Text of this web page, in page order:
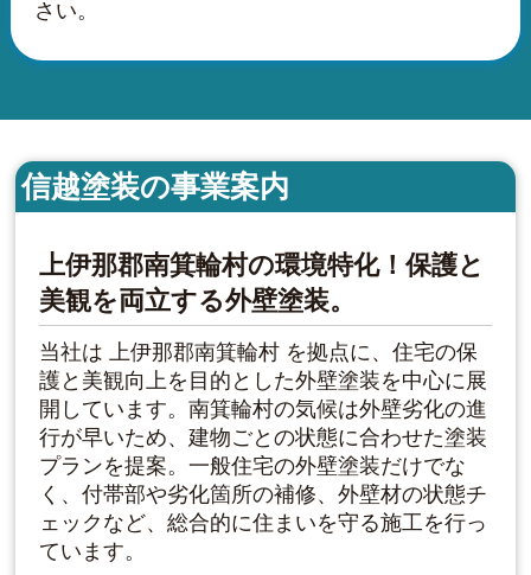
さい。
信越塗装の事業案内
上伊那郡南箕輪村の環境特化！保護と
美観を両立する外壁塗装。
当社は 上伊那郡南箕輪村 を拠点に、住宅の保
護と美観向上を目的とした外壁塗装を中心に展
開しています。南箕輪村の気候は外壁劣化の進
行が早いため、建物ごとの状態に合わせた塗装
プランを提案。一般住宅の外壁塗装だけでな
く、付帯部や劣化箇所の補修、外壁材の状態チ
ェックなど、総合的に住まいを守る施工を行っ
ています。